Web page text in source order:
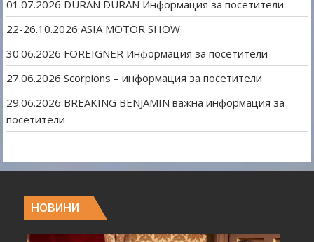
01.07.2026 DURAN DURAN Информация за посетители
22-26.10.2026 ASIA MOTOR SHOW
30.06.2026 FOREIGNER Информация за посетители
27.06.2026 Scorpions – информация за посетители
29.06.2026 BREAKING BENJAMIN важна информация за
посетители
НОВИНИ